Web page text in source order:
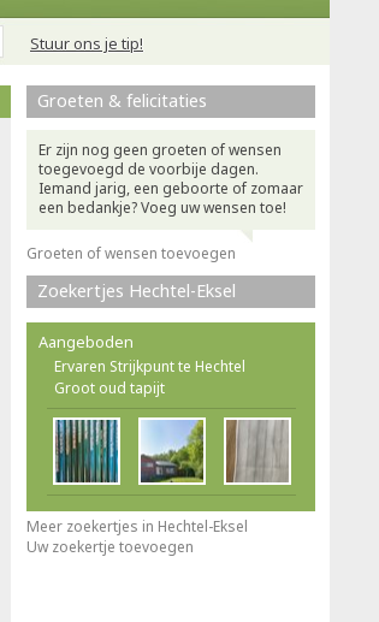
Stuur ons je tip!
Groeten & felicitaties
Er zijn nog geen groeten of wensen
toegevoegd de voorbije dagen.
Iemand jarig, een geboorte of zomaar
een bedankje? Voeg uw wensen toe!
Groeten of wensen toevoegen
Zoekertjes Hechtel-Eksel
Aangeboden
Ervaren Strijkpunt te Hechtel
Groot oud tapijt
Meer zoekertjes in Hechtel-Eksel
Uw zoekertje toevoegen